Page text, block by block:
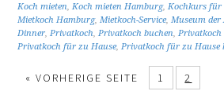
Koch mieten
Koch mieten Hamburg, Kochkurs für
Mietkoch Hamburg, Mietkoch-Service, Museum der
Dinner Privatkoch Privatkoch buchen
Privatkoch für zu Hause, Privatkoch für zu Hause
« VORHERIGE SEITE 1 2